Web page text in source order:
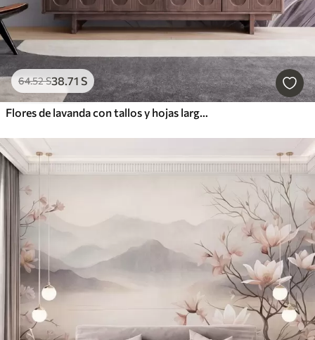
64.52S38.71 S
Flores de lavanda con tallos y hojas largos, obra de arte con una textura suave en tonos pastel